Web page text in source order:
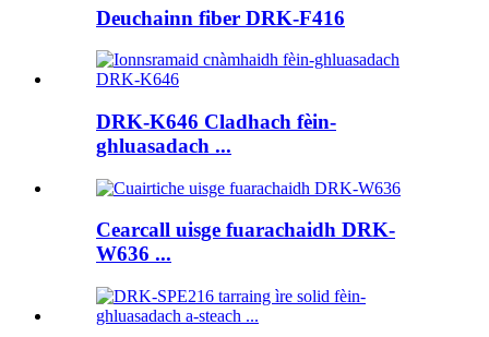
Deuchainn fiber DRK-F416
DRK-K646 Cladhach fèin-
ghluasadach ...
Cearcall uisge fuarachaidh DRK-
W636 ...